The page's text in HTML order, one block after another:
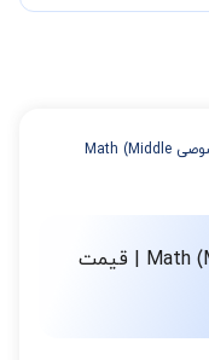
تدریس خصوصی Math (Middle
معلم خصوصی Math (Middle School US) | قیمت